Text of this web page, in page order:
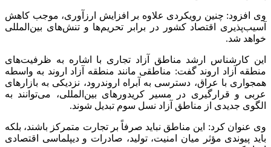
وی افزود: چنین رویکردی علاوه بر افزایش ارزآوری، موجب کاهش
آسیب‌پذیری اقتصاد کشور در برابر تحریم‌ها و تنش‌های بین‌المللی
خواهد شد.
این کارشناس ارشد مناطق آزاد تجاری با اشاره به ظرفیت‌های
منطقه آزاد اروند گفت: مناطقی مانند منطقه آزاد اروند به واسطه
همجواری با عراق، دسترسی به آبراه اروندرود، نزدیکی به بازارهای
عربی و قرارگیری در مسیر کریدورهای بین‌المللی، می‌توانند به
الگوی جدیدی از مناطق آزاد نسل سوم تبدیل شوند.
وی عنوان کرد: این مناطق نباید صرفاً بر تجارت متمرکز باشند، بلکه
باید پیوندی مؤثر میان امنیت، تولید، صادرات و دیپلماسی اقتصادی